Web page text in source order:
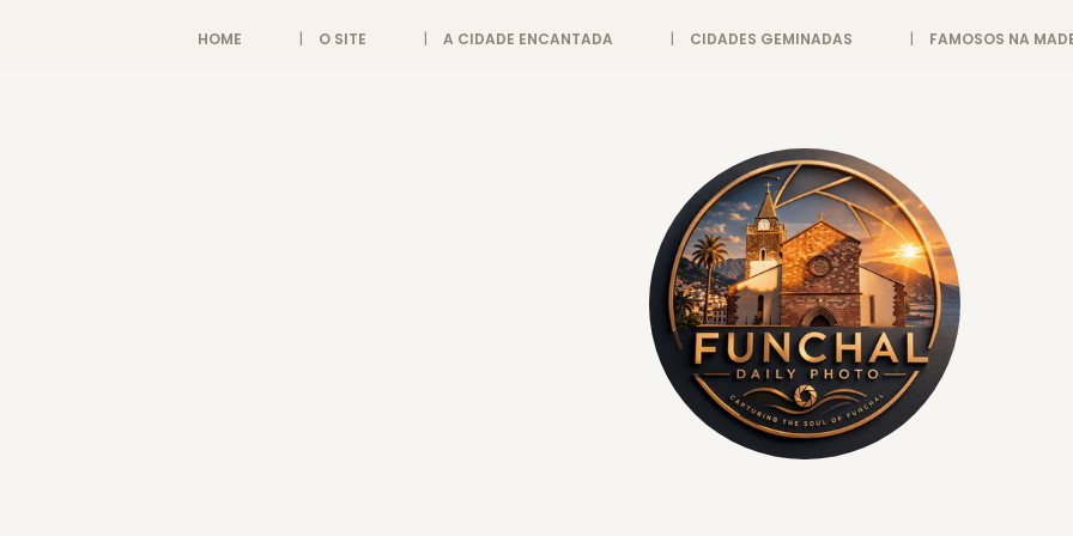
HOME O SITE A CIDADE ENCANTADA CIDADES GEMINADAS FAMOSOS NA